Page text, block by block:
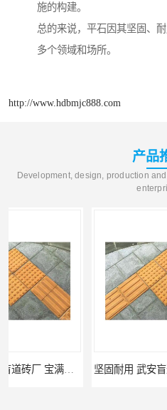
施的构建。
总的来说，平石因其坚固、
多个领域和场所。
http://www.hdbmjc888.com
产品
Development, design, production
坚固耐用 武安盲道砖厂 宝满建材